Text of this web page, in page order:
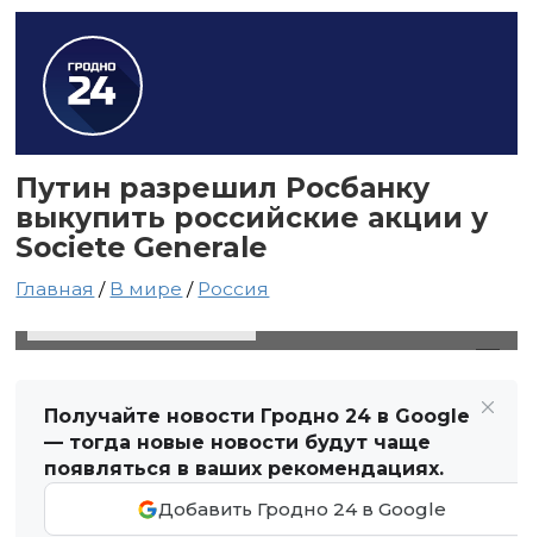
Путин разрешил Росбанку
выкупить российские акции у
Societe Generale
Главная / В мире / Россия
Получайте новости Гродно 24 в Google
— тогда новые новости будут чаще
появляться в ваших рекомендациях.
Добавить Гродно 24 в Google